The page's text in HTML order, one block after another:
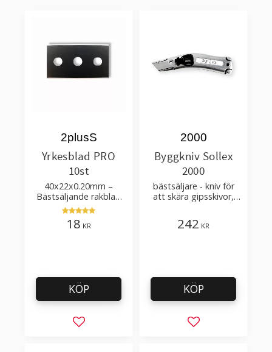
Yrkesblad PRO
10st
40x22x0.20mm –
Bästsäljande rakblad
för att skära tapet, tyg,
filt, hobby bruk
2plusS
18 KR
Lägg till i favoriter
KÖP
Byggkniv Sollex
2000
bästsäljare - kniv för
att skära gipsskivor,
2000
242 KR
Lägg till i
KÖP